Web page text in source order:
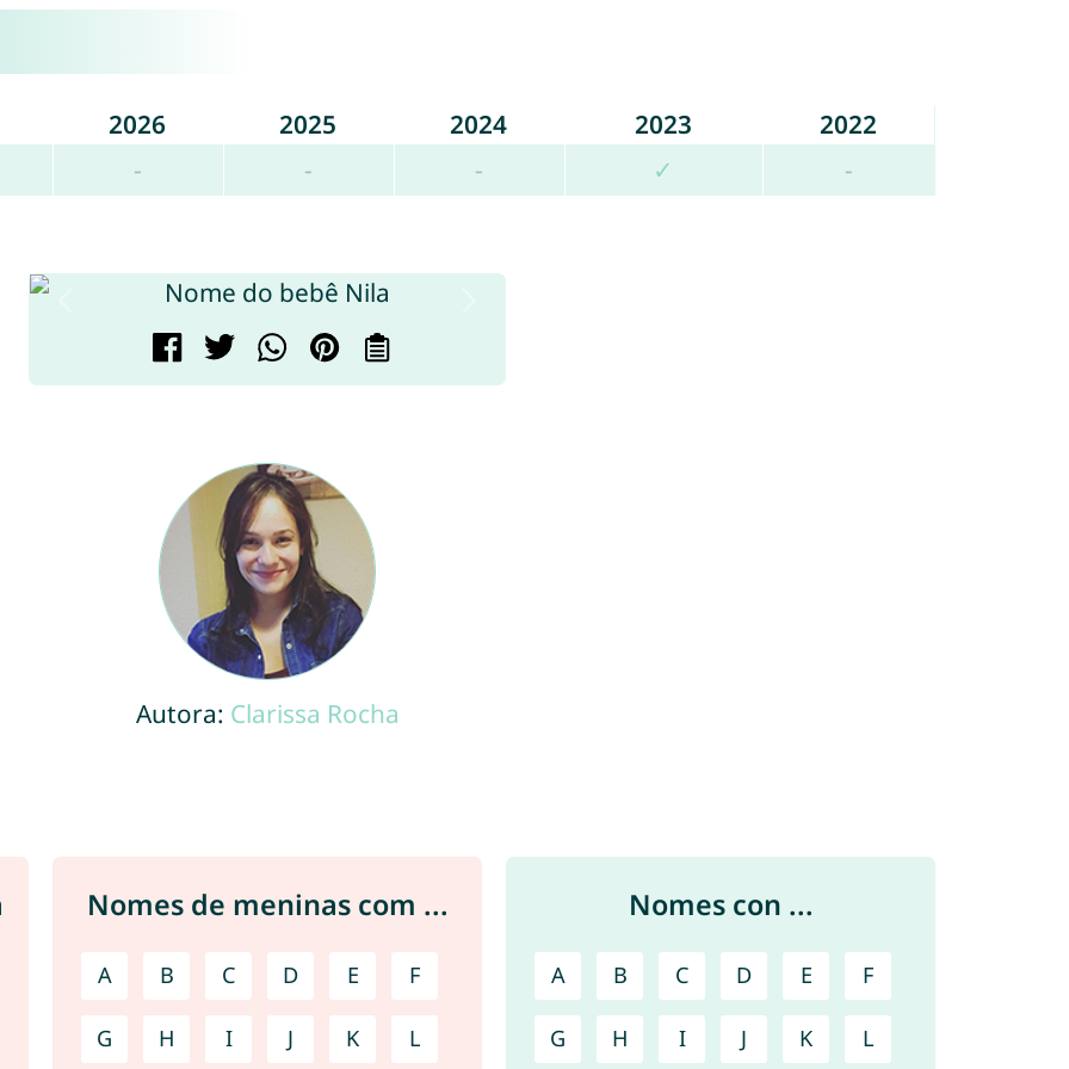
2026 2025 2024 2023
2022
-
- - ✓ -
Autora: Clarissa Rocha
Nomes de meninas com ...
A B C D E F
G H I J K L
Nomes con ...
A B C D E F
G H I J K L